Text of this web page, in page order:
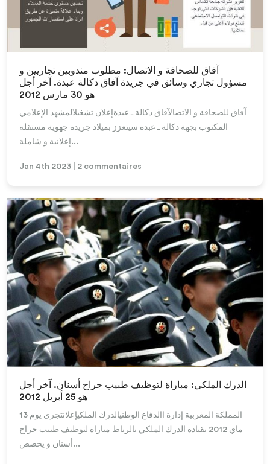
Lire la suite
آفاق للصحافة و الاتصال: مطلوب مندوبين تجاريين و
مسؤول تجاري وسائق في جريدة آفاق دكالة عبدة. آخر أجل
هو 30 مارس 2012
آفاق للصحافة و الاتصالآفاق دكالة ـ عبدةإعلان تشغيلالمشهد الإعلامي
المكتوب بجهة دكالة ـ عبدة سيتعزز بميلاد جريدة جهوية مستقلة
إعلانية و شاملة...
Jan 4th 2023 | 2 commentaires
Lire la suite
الدرك الملكي: مباراة لتوظيف طبيب جراح أسنان. آخر أجل
هو 25 أبريل 2012
المملكة المغربية إدارة االدفاع الوطنيالدرك الملكيإعلانتجري يوم 13
ماي 2012 بقيادة الدرك الملكي بالرباط مباراة لتوظيف طبيب جراح
أسنان و يخصص...